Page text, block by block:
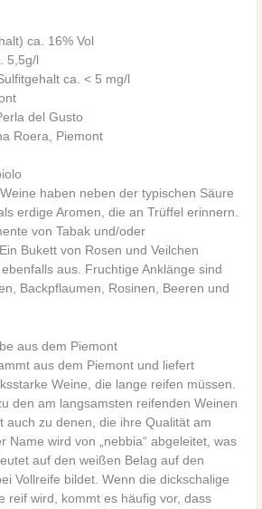
ca. 16% Vol
5,5g/l
ca. < 5 mg/l
del Gusto
Roera, Piemont
haben neben der typischen Säure
erdige Aromen, die an Trüffel erinnern.
von Tabak und/oder
Bukett von Rosen und Veilchen
aus. Fruchtige Anklänge sind
Backpflaumen, Rosinen, Beeren und
aus dem Piemont
aus dem Piemont und liefert
Weine, die lange reifen müssen.
den am langsamsten reifenden Weinen
auch zu denen, die ihre Qualität am
Name wird von „nebbia“ abgeleitet, was
auf den weißen Belag auf den
Vollreife bildet. Wenn die dickschalige
reif wird, kommt es häufig vor, dass